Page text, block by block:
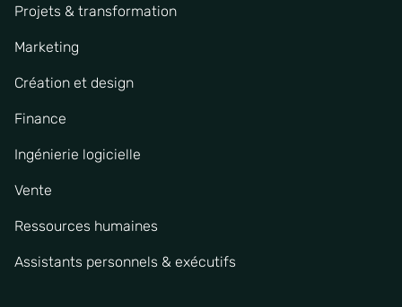
Projets & transformation
Marketing
Création et design
Finance
Ingénierie logicielle
Vente
Ressources humaines
Assistants personnels & exécutifs